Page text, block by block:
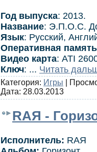
Год выпуска: 2013.
Название: Э.П.О.С.
Язык: Русский,
Оперативная память
Видео карта: ATI
Ключ: ... Читать
Категория: Игры |
Дата: 28.03.2013
RAЯ -
Исполнитель: RAЯ